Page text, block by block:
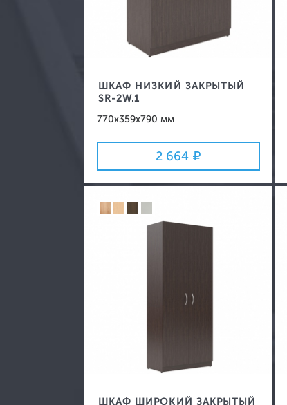
ШКАФ НИЗКИЙ ЗАКРЫТЫЙ
SR-2W.1
770x359x790 мм
2 664
ШКАФ ШИРОКИЙ ЗАКРЫТЫЙ